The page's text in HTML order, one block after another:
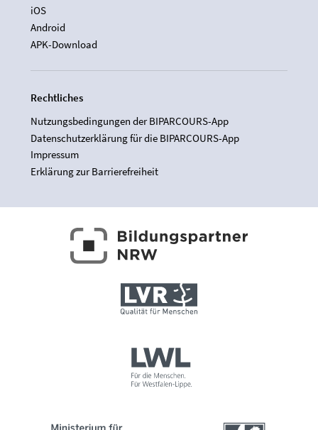
iOS
Android
APK-Download
Rechtliches
Nutzungsbedingungen der BIPARCOURS-App
Datenschutzerklärung für die BIPARCOURS-App
Impressum
Erklärung zur Barrierefreiheit